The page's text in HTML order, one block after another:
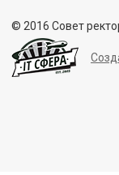
© 2016 Совет